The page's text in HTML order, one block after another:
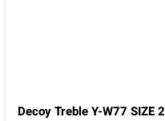
Decoy Treble Y-W77 SIZE 2